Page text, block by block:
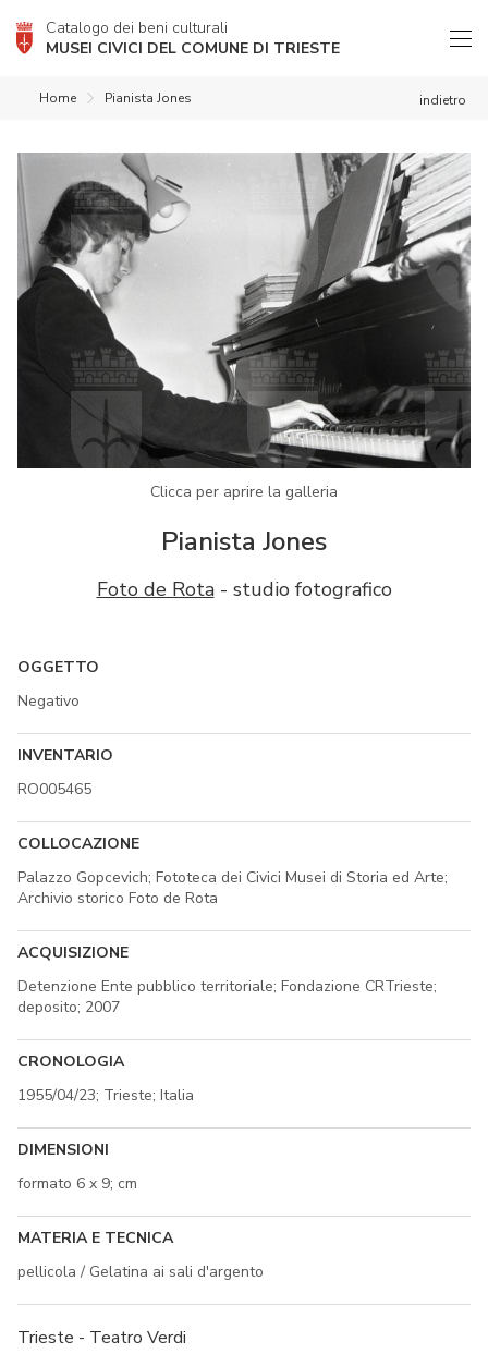
Catalogo dei beni culturali
MUSEI CIVICI DEL COMUNE DI TRIESTE
indietro
Home Pianista Jones
Clicca per aprire la galleria
Pianista Jones
Foto de Rota- studio fotografico
OGGETTO
Negativo
INVENTARIO
RO005465
COLLOCAZIONE
Palazzo Gopcevich; Fototeca dei Civici Musei di Storia ed Arte;
Archivio storico Foto de Rota
ACQUISIZIONE
Detenzione Ente pubblico territoriale; Fondazione CRTrieste;
deposito; 2007
CRONOLOGIA
1955/04/23; Trieste; Italia
DIMENSIONI
formato 6 x 9; cm
MATERIA E TECNICA
pellicola / Gelatina ai sali d'argento
Trieste - Teatro Verdi